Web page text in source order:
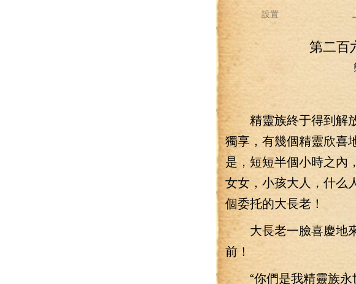
設置
第二百
精靈族終于得到解放
獨享，有幾個精靈欣喜
是，短短半個小時之內
女女，小孩大人，什么
個委托的大長老！
大長老一臉喜慶地來
前！
“你們是我精靈族永